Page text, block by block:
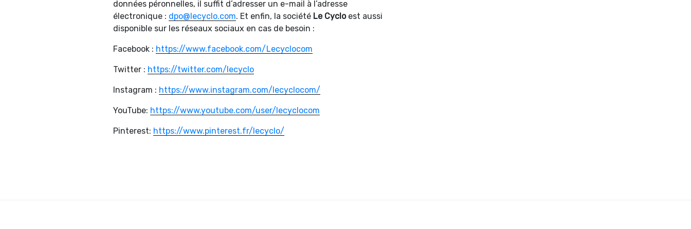
données péronnelles, il suffit d’adresser un e-mail à l’adresse
électronique : dpo@lecyclo.com. Et enfin, la société Le Cyclo est aussi
disponible sur les réseaux sociaux en cas de besoin :
Facebook : https://www.facebook.com/Lecyclocom
Twitter : https://twitter.com/lecyclo
Instagram : https://www.instagram.com/lecyclocom/
YouTube: https://www.youtube.com/user/lecyclocom
Pinterest: https://www.pinterest.fr/lecyclo/